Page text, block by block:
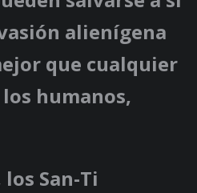
alienígena
que cualquier
humanos,
los San-Ti